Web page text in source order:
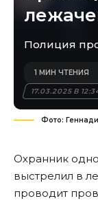
Полиция
17.03.2025 В
1 МИН ЧТЕНИЯ
Фото:
Охранник
выстрелил в
проводит